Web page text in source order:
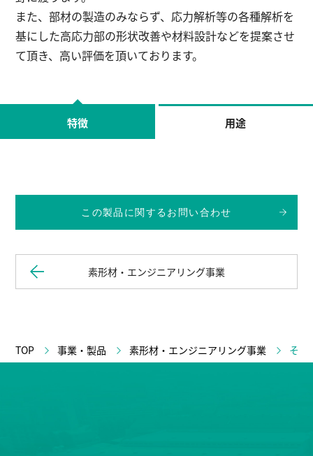
また、部材の製造のみならず、応力解析等の各種解析を
基にした高応力部の形状改善や材料設計などを提案させ
て頂き、高い評価を頂いております。
特徴 用途
この製品に関するお問い合わせ
素形材・エンジニアリング事業
TOP 事業・製品 素形材・エンジニアリング事業 その